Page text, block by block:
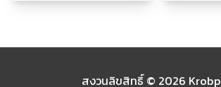
สงวนลิขสิทธิ์ © 2026